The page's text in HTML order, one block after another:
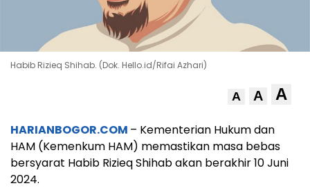
Habib Rizieq Shihab. (Dok. Hello.id/Rifai Azhari)
A A A
HARIANBOGOR.COM – Kementerian Hukum dan
HAM (Kemenkum HAM) memastikan masa bebas
bersyarat Habib Rizieq Shihab akan berakhir 10 Juni
2024.